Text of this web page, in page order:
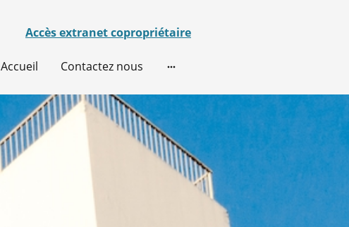
Accès extranet copropriétaire
Accueil Contactez nous